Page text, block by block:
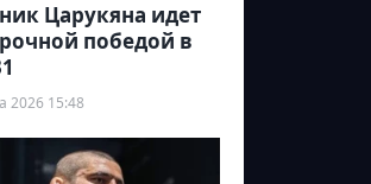
Царукяна идет
победой в
2026 15:48